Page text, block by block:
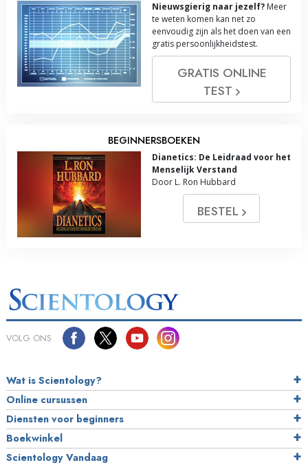
Nieuwsgierig naar jezelf? Meer
te weten komen kan net zo
eenvoudig zijn als het doen van een
gratis persoonlijkheidstest.
GRATIS ONLINE
TEST
BEGINNERSBOEKEN
Dianetics: De Leidraad voor het
Menselijk Verstand
Door L. Ron Hubbard
BESTEL
VOLG ONS
Wat is Scientology?
Online cursussen
Diensten voor beginners
Boekwinkel
Scientology Vandaag